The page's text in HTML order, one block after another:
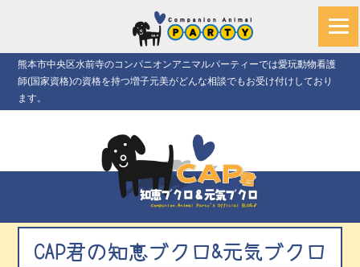
熊本市中央区水前寺のコンパニオンアニマルパーティーでは愛玩動物看護
師(国家資格)の資格を持つ増子元美がどんな相談でもお受け付けしており
ます。
CAP君の知恵ブクロ&元気ブクロ